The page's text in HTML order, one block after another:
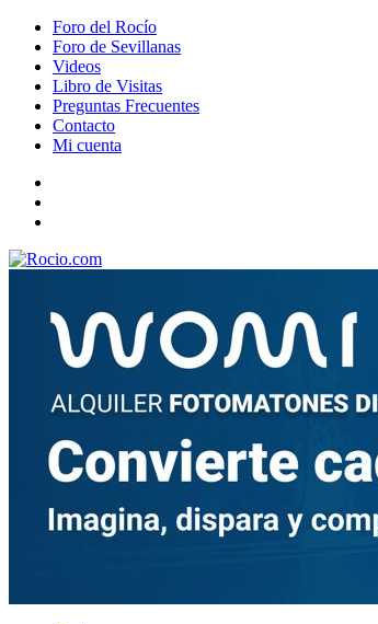
Foro del Rocío
Foro de Sevillanas
Videos
Libro de Visitas
Preguntas Frecuentes
Contacto
Mi cuenta